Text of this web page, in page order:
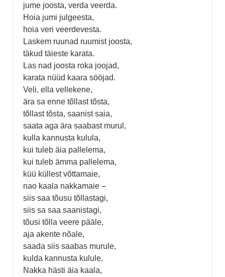
jume joosta, verda veerda.
Hoia jumi julgeesta,
hoia veri veerdevesta.
Laskem ruunad ruumist joosta,
täkud täieste karata.
Las nad joosta roka joojad,
karata nüüd kaara sööjad.
Veli, ella vellekene,
ära sa enne tõllast tõsta,
tõllast tõsta, saanist saia,
saata aga ära saabast murul,
kulla kannusta kulula,
kui tuleb äia pallelema,
kui tuleb ämma pallelema,
küü küllest võttamaie,
nao kaala nakkamaie –
siis saa tõusu tõllastagi,
siis sa saa saanistagi,
tõusi tõlla veere pääle,
aja akente nõale,
saada siis saabas murule,
kulda kannusta kulule.
Nakka hästi äia kaala,